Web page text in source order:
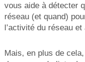
vous aide à détecter
réseau (et quand)
l’activité du réseau
Mais, en plus de